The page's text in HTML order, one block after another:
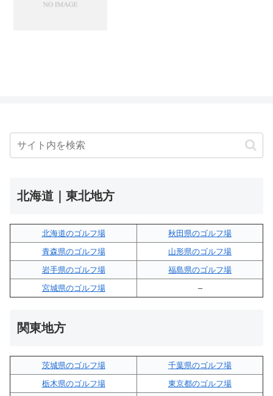
北海道｜東北地方
北海道のゴルフ場
秋田県のゴルフ場
青森県のゴルフ場
山形県のゴルフ場
岩手県のゴルフ場
福島県のゴルフ場
宮城県のゴルフ場
–
関東地方
茨城県のゴルフ場
千葉県のゴルフ場
栃木県のゴルフ場
東京都のゴルフ場